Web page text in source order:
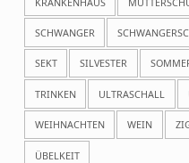
SCHWANGER
SEKT SILVESTER
TRINKEN ULTRASCHALL
WEIHNACHTEN WEIN
ÜBELKEIT